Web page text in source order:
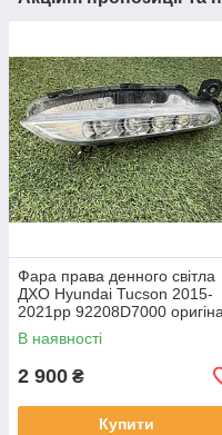
Фара права денного світла
ДХО Hyundai Tucson 2015-
2021рр 92208D7000
бв відсутнє одне кріплення,
повністю робоча
В наявності
2 900 ₴
Купити